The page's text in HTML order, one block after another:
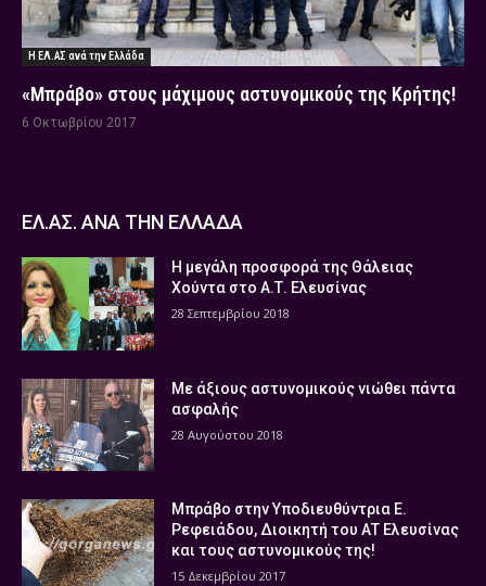
Η ΕΛ.ΑΣ ανά την Ελλάδα
«Μπράβο» στους μάχιμους αστυνομικούς της Κρήτης!
6 Οκτωβρίου 2017
ΕΛ.ΑΣ. ΑΝΑ ΤΗΝ ΕΛΛΑΔΑ
Η μεγάλη προσφορά της Θάλειας
Χούντα στο Α.Τ. Ελευσίνας
28 Σεπτεμβρίου 2018
Με άξιους αστυνομικούς νιώθει πάντα
ασφαλής
28 Αυγούστου 2018
Μπράβο στην Υποδιευθύντρια Ε.
Ρεφειάδου, Διοικητή του ΑΤ Ελευσίνας
και τους αστυνομικούς της!
15 Δεκεμβρίου 2017